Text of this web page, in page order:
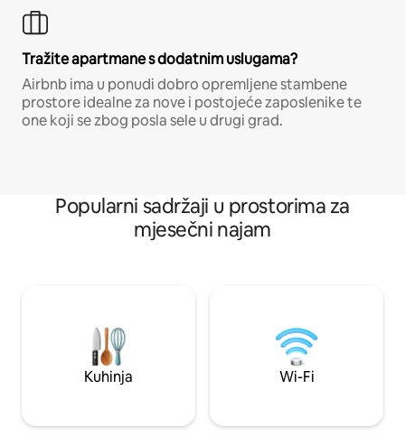
Tražite apartmane s dodatnim uslugama?
Airbnb ima u ponudi dobro opremljene stambene
prostore idealne za nove i postojeće zaposlenike te
one koji se zbog posla sele u drugi grad.
Popularni sadržaji u prostorima za
mjesečni najam
Kuhinja Wi-Fi